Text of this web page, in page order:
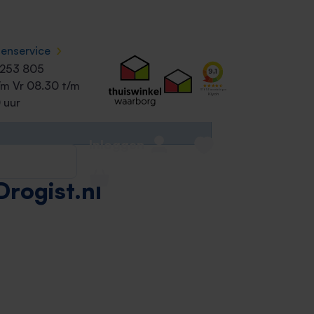
›
805
Vr 08.30 t/m
uur
Inloggen